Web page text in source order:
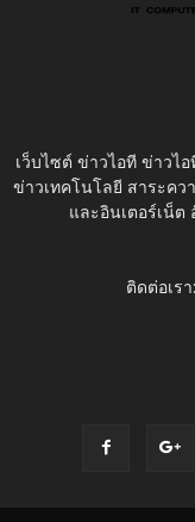
เว็บไซต์ ข่าวไอที ข่าวไ
ข่าวเทคโนโลยี สาระคว
และอินเตอร์เน็ต
ติดต่อเรา: